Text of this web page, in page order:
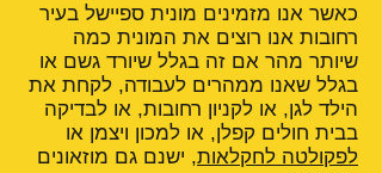
כאשר אנו מזמינים מונית ספיישל בעיר
רחובות אנו רוצים את המונית כמה
שיותר מהר אם זה בגלל שיורד גשם או
בגלל שאנו ממהרים לעבודה, לקחת את
הילד לגן, או לקניון רחובות, או לבדיקה
בבית חולים קפלן, או למכון ויצמן או
לפקולטה לחקלאות, ישנם גם מוזאונים